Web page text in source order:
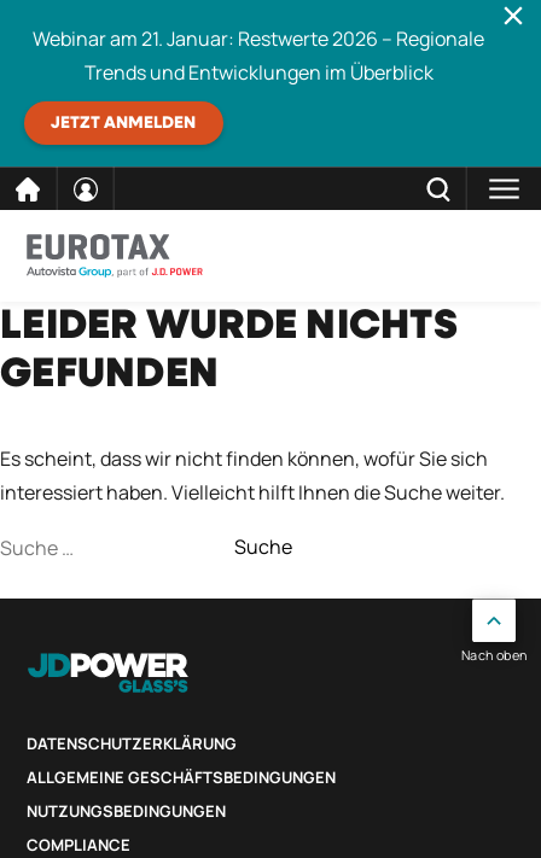
direkt
zum
Inhalt
Webinar am 21. Januar: Restwerte 2026 – Regionale
Trends und Entwicklungen im Überblick
JETZT ANMELDEN
Eurotax durchsuchen SCHLIESSEN
LEIDER WURDE NICHTS
GEFUNDEN
Es scheint, dass wir nicht finden können, wofür Sie sich
interessiert haben. Vielleicht hilft Ihnen die Suche weiter.
Suche
DATENSCHUTZERKLÄRUNG
ALLGEMEINE GESCHÄFTSBEDINGUNGEN
NUTZUNGSBEDINGUNGEN
COMPLIANCE
Nach oben